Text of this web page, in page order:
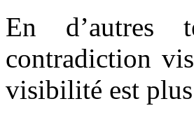
En d’autres
contradiction
visibilité est